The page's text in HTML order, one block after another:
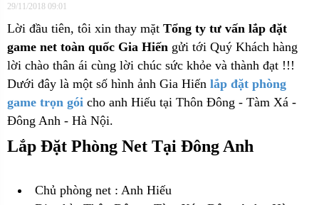
29/11/2018 09:01
Lời đầu tiên, tôi xin thay mặt Tổng ty tư vấn lắp đặt
game net toàn quốc Gia Hiến gửi tới Quý Khách hàng
lời chào thân ái cùng lời chúc sức khỏe và thành đạt !!!
Dưới đây là một số hình ảnh Gia Hiến lắp đặt phòng
game trọn gói cho anh Hiếu tại Thôn Đông - Tàm Xá -
Đông Anh - Hà Nội.
Lắp Đặt Phòng Net Tại Đông Anh
Chủ phòng net : Anh Hiếu